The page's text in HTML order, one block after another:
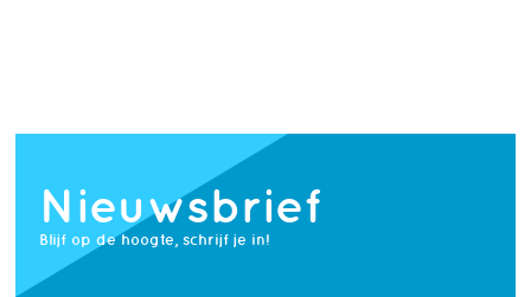
Nieuwsbrief
Blijf op de hoogte, schrijf je in!